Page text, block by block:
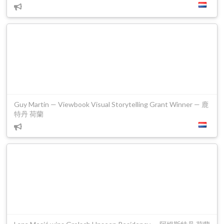
Guy Martin — Viewbook Visual Storytelling Grant Winner — 鹿
特丹 荷蘭